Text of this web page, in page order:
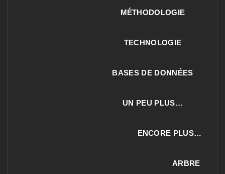
MÉTHODOLOGIE
TECHNOLOGIE
BASES DE DONNÉES
UN PEU PLUS…
ENCORE PLUS…
ARBRE